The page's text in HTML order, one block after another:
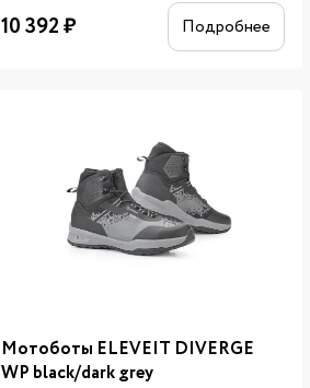
10 392₽ Подробнее
Мотоботы ELEVEIT DIVERGE
WP black/dark grey